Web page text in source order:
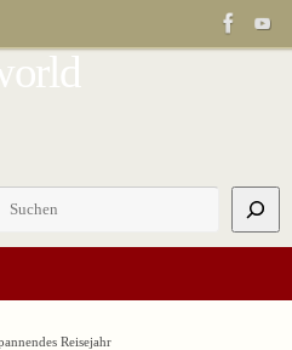
Reisejahr